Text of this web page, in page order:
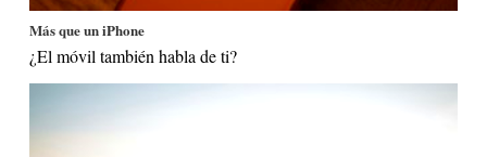
Más que un iPhone
¿El móvil también habla de ti?